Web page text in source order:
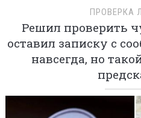
ПРОВЕРКА
Решил проверить
оставил записку с
навсегда, но